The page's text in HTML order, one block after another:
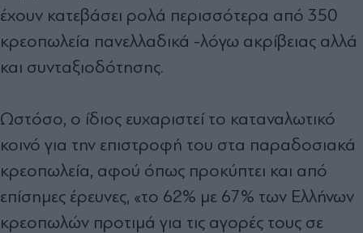
έχουν κατεβάσει ρολά περισσότερα από 350
κρεοπωλεία πανελλαδικά -λόγω ακρίβειας αλλά
και συνταξιοδότησης.
Ωστόσο, ο ίδιος ευχαριστεί το καταναλωτικό
κοινό για την επιστροφή του στα παραδοσιακά
κρεοπωλεία, αφού όπως προκύπτει και από
επίσημες έρευνες, «το 62% με 67% των Ελλήνων
κρεοπωλών προτιμά για τις αγορές τους σε